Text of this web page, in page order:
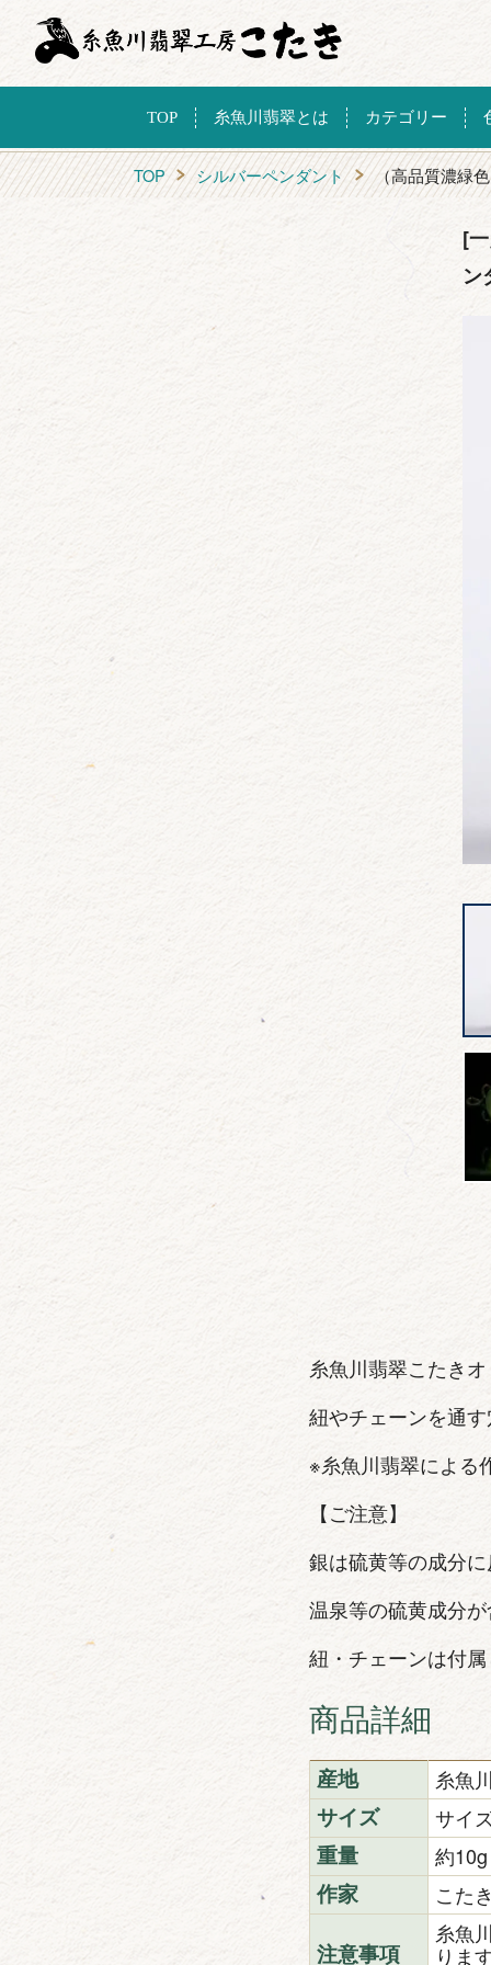
TOP 糸魚川翡翠とは カテゴリー
TOP シルバーペンダント （高品質濃緑
[
ン
糸魚川翡翠こたき
紐やチェーンを通
※糸魚川翡翠による
【ご注意】
銀は硫黄等の成分
温泉等の硫黄成分
紐・チェーンは付
商品詳細
産地 糸魚
サイズ サイ
重量 約10g
作家 こた
注意事項
糸魚
りま